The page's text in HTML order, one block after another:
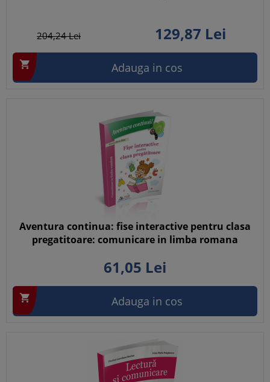
204,24Lei 129,87 Lei
 Adauga in cos
Aventura continua: fise interactive pentru clasa
pregatitoare: comunicare in limba romana
61,05 Lei
 Adauga in cos